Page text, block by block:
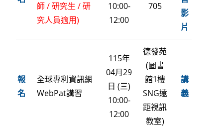
師 / 研究生 / 研
究人員適用)
10:00-
12:00
705
影
片
報
名
全球專利資訊網
WebPat講習
115年
04月29
日 (三)
10:00-
12:00
德發苑
(圖書
館1樓
SNG遠
距視訊
教室)
講
義